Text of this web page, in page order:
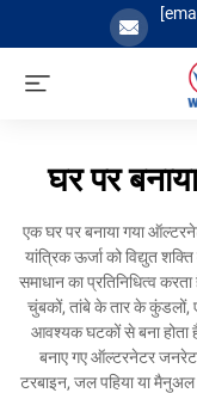
घर पर
एक घर पर बनाया गया
यांत्रिक ऊर्जा को विद्युत
समाधान का प्रतिनिधित्व
चुंबकों, तांबे के तार के
आवश्यक घटकों से बना होता
बनाए गए ऑल्टरनेटर
टरबाइन, जल पहिया या मैनुअल